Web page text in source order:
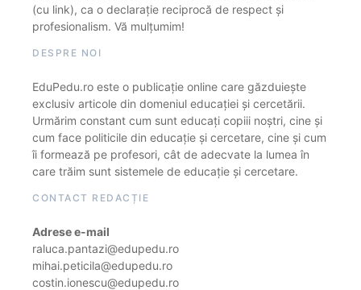
(cu link), ca o declarație reciprocă de respect și
profesionalism. Vă mulțumim!
DESPRE NOI
EduPedu.ro este o publicație online care găzduiește
exclusiv articole din domeniul educației și cercetării.
Urmărim constant cum sunt educați copiii noștri, cine și
cum face politicile din educație și cercetare, cine și cum
îi formează pe profesori, cât de adecvate la lumea în
care trăim sunt sistemele de educație și cercetare.
CONTACT REDACȚIE
Adrese e-mail
raluca.pantazi@edupedu.ro
mihai.peticila@edupedu.ro
costin.ionescu@edupedu.ro